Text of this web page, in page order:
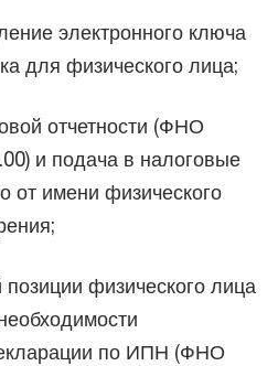
электронного ключа
для физического лица;
отчетности (ФНО
и подача в налоговые
от имени физического
физического лица
по ИПН (ФНО